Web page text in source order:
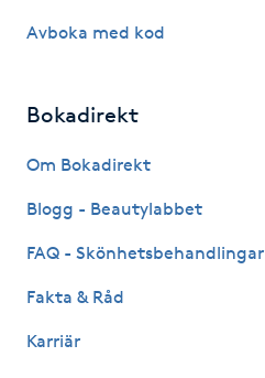
Hårvård
Hälsa
Avboka med kod
Bokadirekt
Om Bokadirekt
Blogg - Beautylabbet
FAQ - Skönhetsbehandlingar
Fakta & Råd
Karriär